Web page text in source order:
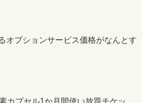
オプションサービス価格がなんとす
カプセル1か月間使い放題チケッ